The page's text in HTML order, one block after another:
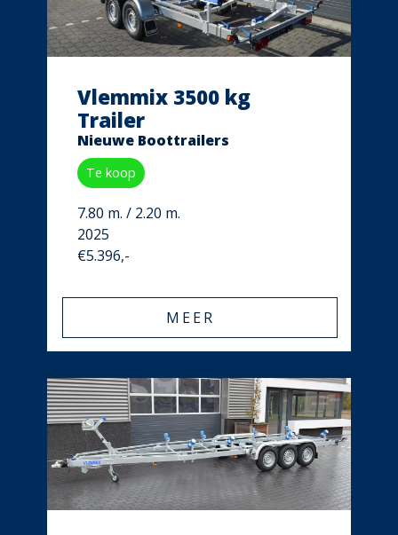
Vlemmix 3500 kg
Trailer
Nieuwe Boottrailers
Te koop
7.80 m. / 2.20 m.
2025
€5.396,-
MEER